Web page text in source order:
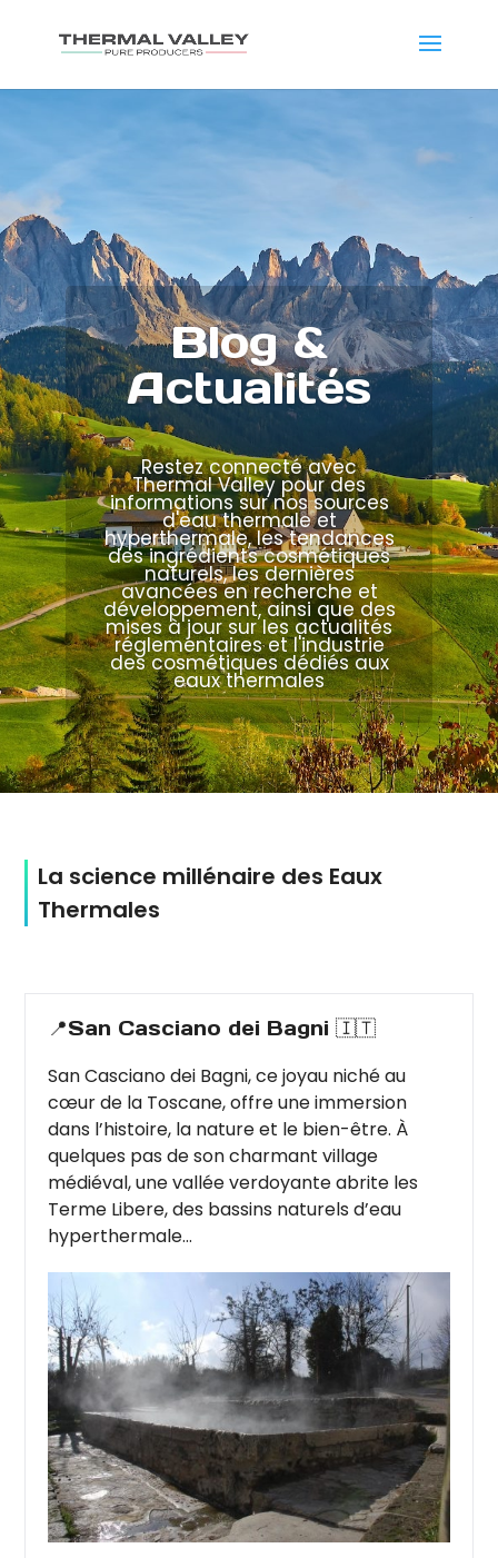
Blog &
Actualités
Restez connecté avec
Thermal Valley pour des
informations sur nos sources
d'eau thermale et
hyperthermale, les tendances
des ingrédients cosmétiques
naturels, les dernières
avancées en recherche et
développement, ainsi que des
mises à jour sur les actualités
réglementaires et l'industrie
des cosmétiques dédiés aux
eaux thermales
La science millénaire des Eaux
Thermales
📍San Casciano dei Bagni 🇮🇹
San Casciano dei Bagni, ce joyau niché au
cœur de la Toscane, offre une immersion
dans l’histoire, la nature et le bien-être. À
quelques pas de son charmant village
médiéval, une vallée verdoyante abrite les
Terme Libere, des bassins naturels d’eau
hyperthermale...